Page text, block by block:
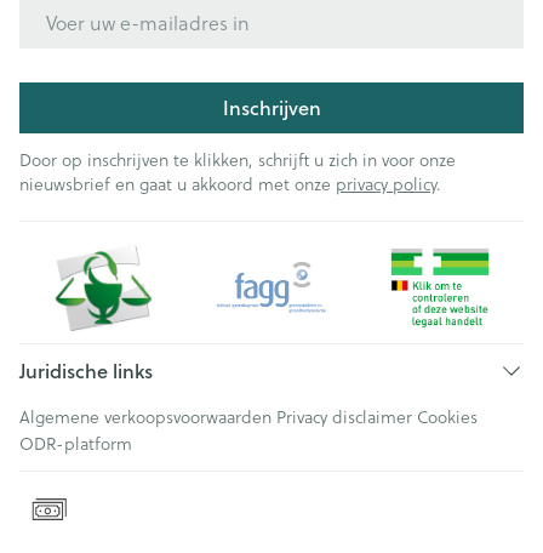
Inschrijven
Door op inschrijven te klikken, schrijft u zich in voor onze
nieuwsbrief en gaat u akkoord met onze privacy policy.
Juridische links
Algemene verkoopsvoorwaarden Privacy disclaimer Cookies
ODR-platform